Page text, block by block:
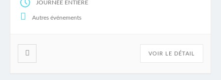
JOURNÉE ENTIÈRE
Autres événements
VOIR LE DÉTAIL